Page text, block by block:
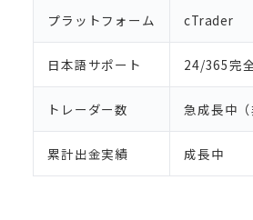
プラットフォーム cTrader
日本語サポート 24/365完
トレーダー数 急成長中（
累計出金実績 成長中